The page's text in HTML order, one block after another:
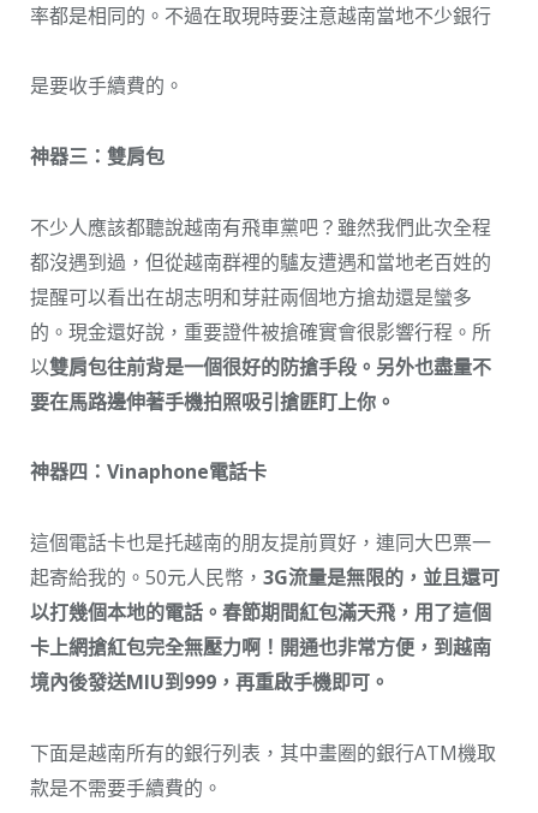
率都是相同的。不過在取現時要注意越南當地不少銀行
是要收手續費的。
神器三：雙肩包
不少人應該都聽說越南有飛車黨吧？雖然我們此次全程
都沒遇到過，但從越南群裡的驢友遭遇和當地老百姓的
提醒可以看出在胡志明和芽莊兩個地方搶劫還是蠻多
的。現金還好說，重要證件被搶確實會很影響行程。所
以雙肩包往前背是一個很好的防搶手段。另外也盡量不
要在馬路邊伸著手機拍照吸引搶匪盯上你。
神器四：Vinaphone電話卡
這個電話卡也是托越南的朋友提前買好，連同大巴票一
起寄給我的。50元人民幣， 3G流量是無限的，並且還可
以打幾個本地的電話。春節期間紅包滿天飛，用了這個
卡上網搶紅包完全無壓力啊！開通也非常方便，到越南
境內後發送MIU到999，再重啟手機即可。
下面是越南所有的銀行列表，其中畫圈的銀行ATM機取
款是不需要手續費的。